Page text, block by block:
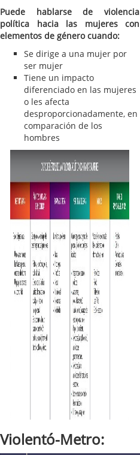
Puede hablarse de violencia
política hacia las mujeres con
elementos de género cuando:
Se dirige a una mujer por
ser mujer
Tiene un impacto
diferenciado en las mujeres
o les afecta
desproporcionadamente, en
comparación de los
hombres
Violentó-Metro: